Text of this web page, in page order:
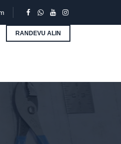
RANDEVU ALIN